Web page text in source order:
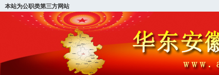
本站为公职类第三方网站